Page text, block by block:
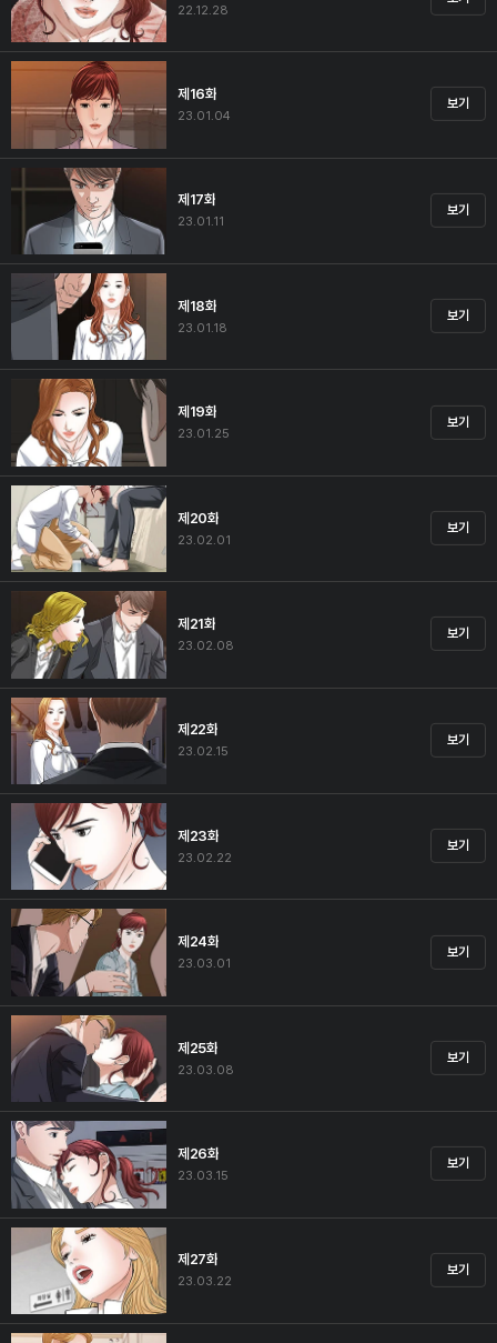
22.12.28
제16화
23.01.04
보기
제17화
23.01.11
보기
제18화
23.01.18
보기
제19화
23.01.25
보기
제20화
23.02.01
보기
제21화
23.02.08
보기
제22화
23.02.15
보기
제23화
23.02.22
보기
제24화
23.03.01
보기
제25화
23.03.08
보기
제26화
23.03.15
보기
제27화
23.03.22
보기